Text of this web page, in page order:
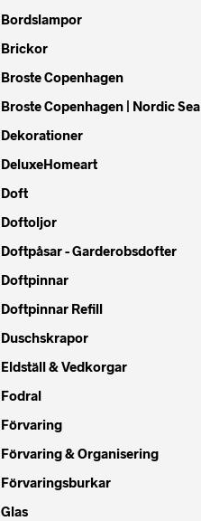
Bordslampor
Brickor
Broste Copenhagen
Broste Copenhagen | Nordic Sea
Dekorationer
DeluxeHomeart
Doft
Doftoljor
Doftpåsar - Garderobsdofter
Doftpinnar
Doftpinnar Refill
Duschskrapor
Eldställ & Vedkorgar
Fodral
Förvaring
Förvaring & Organisering
Förvaringsburkar
Glas